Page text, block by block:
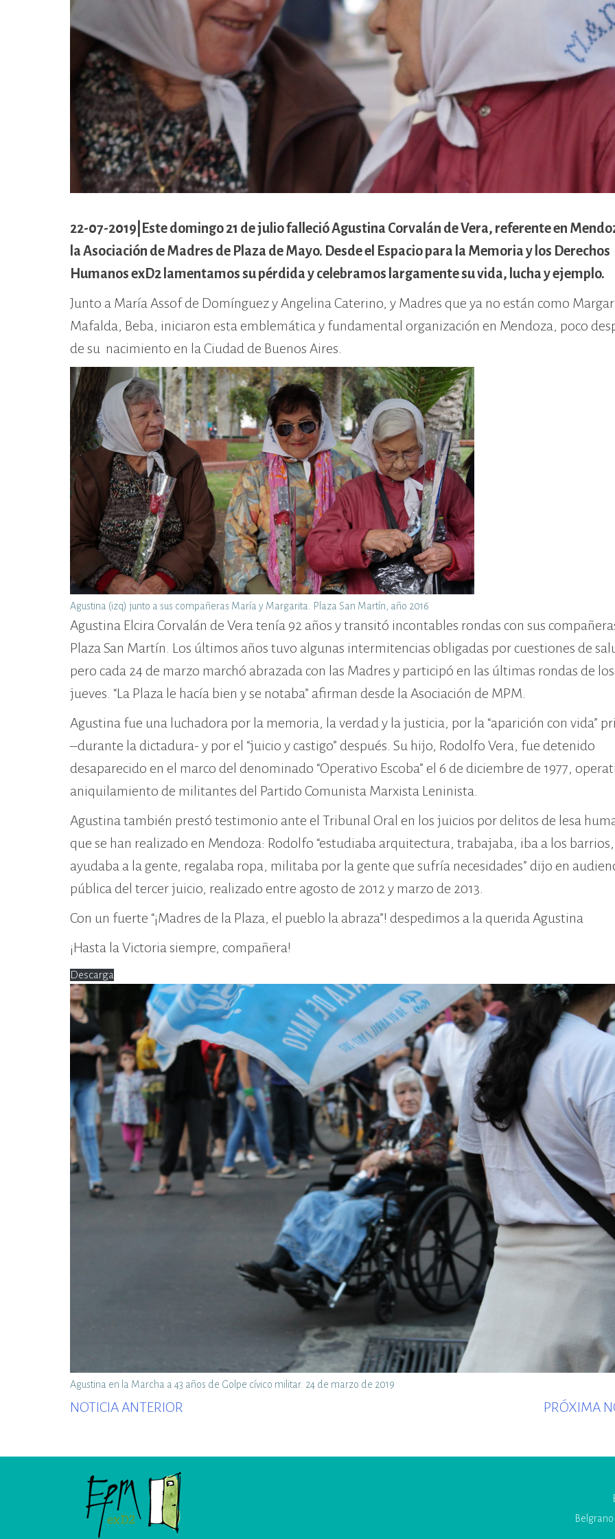
cívico-militar. El lugar fue sede del
Centro Clandestino de Detención,
Tortura y Extermino más
importante del Gran Mendoza.
22-07-2019|Este domingo 21 de julio falleció Agustina Corvalán de Vera, referente en
la Asociación de Madres de Plaza de Mayo. Desde el Espacio para la Memoria y los Derechos
Humanos exD2 lamentamos su pérdida y celebramos largamente su vida, lucha y ejemplo.
Junto a María Assof de Domínguez y Angelina Caterino, y Madres que ya no están como
Mafalda, Beba, iniciaron esta emblemática y fundamental organización en Mendoza, poco
de su nacimiento en la Ciudad de Buenos Aires.
Agustina (izq) junto a sus compañeras María y Margarita. Plaza San Martín, año 2016
Agustina Elcira Corvalán de Vera tenía 92 años y transitó incontables rondas con sus
Plaza San Martín. Los últimos años tuvo algunas intermitencias obligadas por cuestiones de
pero cada 24 de marzo marchó abrazada con las Madres y participó en las últimas rondas de los
jueves. “La Plaza le hacía bien y se notaba” afirman desde la Asociación de MPM.
Agustina fue una luchadora por la memoria, la verdad y la justicia, por la “aparición con vida”
–durante la dictadura- y por el “juicio y castigo” después. Su hijo, Rodolfo Vera, fue detenido
desaparecido en el marco del denominado “Operativo Escoba” el 6 de diciembre de 1977,
aniquilamiento de militantes del Partido Comunista Marxista Leninista.
Agustina también prestó testimonio ante el Tribunal Oral en los juicios por delitos de lesa
que se han realizado en Mendoza: Rodolfo “estudiaba arquitectura, trabajaba, iba a los barrios,
ayudaba a la gente, regalaba ropa, militaba por la gente que sufría necesidades” dijo en
pública del tercer juicio, realizado entre agosto de 2012 y marzo de 2013.
Con un fuerte “¡Madres de la Plaza, el pueblo la abraza”! despedimos a la querida Agustina
¡Hasta la Victoria siempre, compañera!
Descarga
Agustina en la Marcha a 43 años de Golpe cívico militar. 24 de marzo de 2019
NOTICIA ANTERIOR PRÓXIMA